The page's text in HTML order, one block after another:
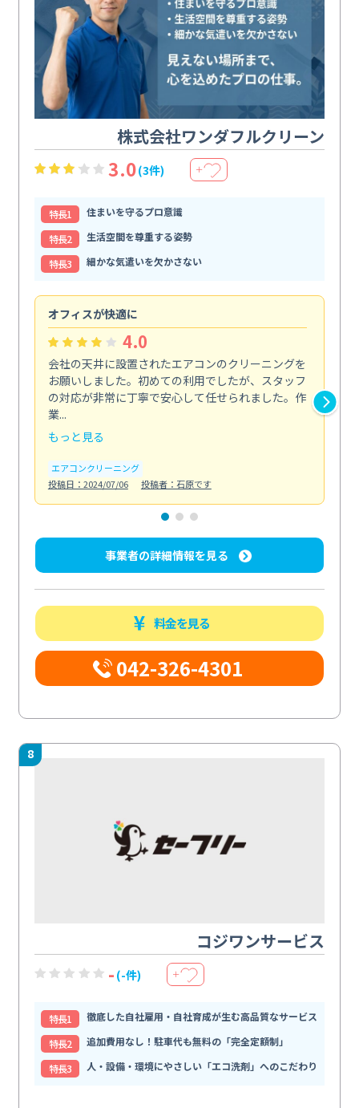
株式会社ワンダフルクリーン
3.0(3件) ＋
特⻑1
住まいを守るプロ意識
特⻑2
生活空間を尊重する姿勢
特⻑3
細かな気遣いを欠かさない
オフィスが快適に
4.0
会社の天井に設置されたエアコンのクリーニングを
お願いしました。初めての利用でしたが、スタッフ
の対応が非常に丁寧で安心して任せられました。作
業...
もっと見る
エアコンクリーニング
投稿日：2024/07/06
投稿者：石原です
事業者の詳細情報を見る
料金を見る
042-326-4301
8
コジワンサービス
- (-件) ＋
特⻑1
徹底した自社雇用・自社育成が生む高品質なサービス
特⻑2
追加費用なし！駐車代も無料の「完全定額制」
特⻑3
人・設備・環境にやさしい「エコ洗剤」へのこだわり